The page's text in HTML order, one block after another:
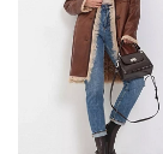
Для
предоставить:
БИК
Лицевой
ФИО